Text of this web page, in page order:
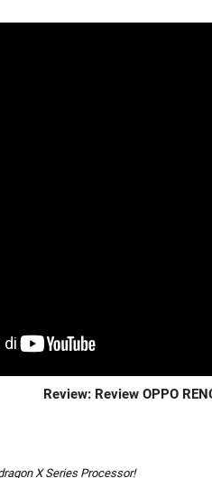
Review: Review OPPO
X Series Processor!